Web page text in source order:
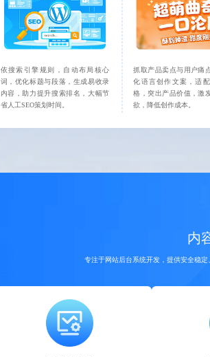
依搜索引擎规则，自动布局核心
词，优化标题与段落，生成易收录
内容，助力提升搜索排名，大幅节
省人工SEO策划时间。
抓取产品卖点与用户痛
化语言创作文案，适
格，突出产品价值，激
欲，降低创作成本。
内
专注于网站后台系统开发，提供安全稳